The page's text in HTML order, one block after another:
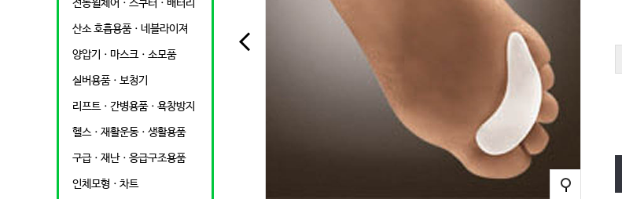
전동휠체어ㆍ스쿠터ㆍ배터리
산소 호흡용품ㆍ네블라이져
양압기ㆍ마스크ㆍ소모품
실버용품ㆍ보청기
리프트ㆍ간병용품ㆍ욕창방지
헬스ㆍ재활운동ㆍ생활용품
구급ㆍ재난ㆍ응급구조용품
인체모형ㆍ차트